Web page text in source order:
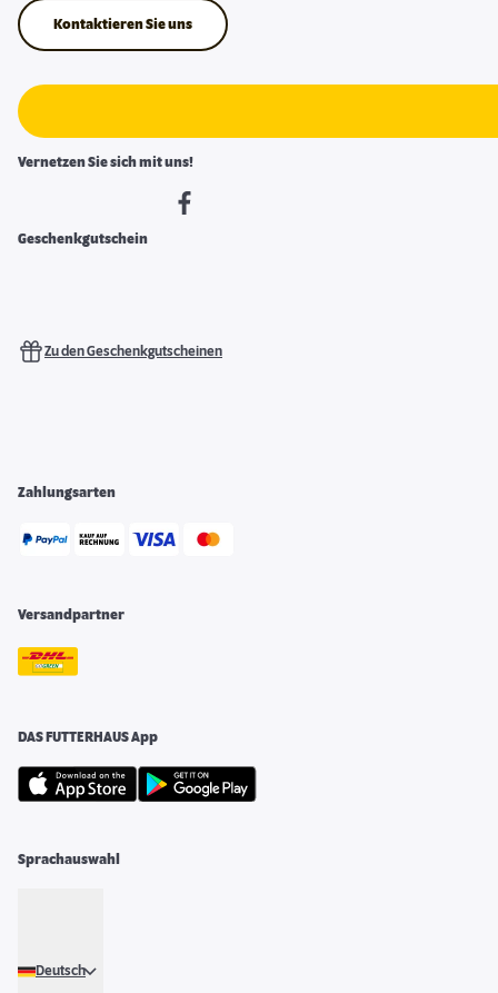
Kontaktieren Sie uns
Vernetzen Sie sich mit uns!
Geschenkgutschein
Zu den Geschenkgutscheinen
Zahlungsarten
Versandpartner
DAS FUTTERHAUS App
Sprachauswahl
Deutsch